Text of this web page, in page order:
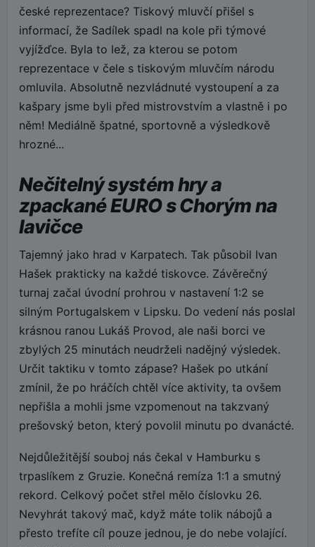
české reprezentace? Tiskový mluvčí přišel s
informací, že Sadílek spadl na kole při týmové
vyjížďce. Byla to lež, za kterou se potom
reprezentace v čele s tiskovým mluvčím národu
omluvila. Absolutně nezvládnuté vystoupení a za
kašpary jsme byli před mistrovstvím a vlastně i po
něm! Mediálně špatné, sportovně a výsledkově
hrozné...
Nečitelný systém hry a
zpackané EURO s Chorým na
lavičce
Tajemný jako hrad v Karpatech. Tak působil Ivan
Hašek prakticky na každé tiskovce. Závěrečný
turnaj začal úvodní prohrou v nastavení 1:2 se
silným Portugalskem v Lipsku. Do vedení nás poslal
krásnou ranou Lukáš Provod, ale naši borci ve
zbylých 25 minutách neudrželi nadějný výsledek.
Určit taktiku v tomto zápase? Hašek po utkání
zmínil, že po hráčích chtěl více aktivity, ta ovšem
nepřišla a mohli jsme vzpomenout na takzvaný
prešovský beton, který povolil minutu po dvanácté.
Nejdůležitější souboj nás čekal v Hamburku s
trpaslíkem z Gruzie. Konečná remíza 1:1 a smutný
rekord. Celkový počet střel mělo číslovku 26.
Nevyhrát takový mač, když máte tolik nábojů a
přesto trefíte cíl pouze jednou, je do nebe volající.